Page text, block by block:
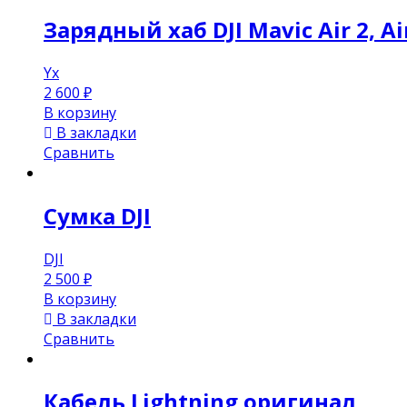
Зарядный хаб DJI Mavic Air 2,
Yx
2 600 ₽
В корзину
В закладки
Сравнить
Сумка DJI
DJI
2 500 ₽
В корзину
В закладки
Сравнить